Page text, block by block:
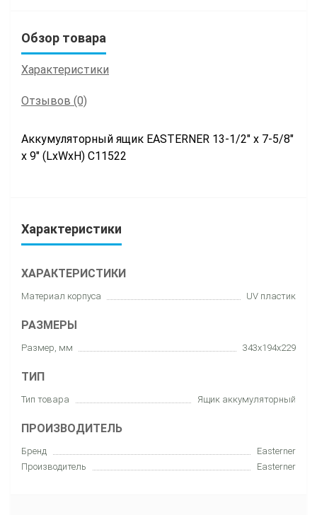
Обзор товара
Характеристики
Отзывов (0)
Аккумуляторный ящик EASTERNER 13-1/2″ x 7-5/8″
x 9″ (LxWxH) C11522
Характеристики
ХАРАКТЕРИСТИКИ
Материал корпуса UV пластик
РАЗМЕРЫ
Размер, мм 343x194x229
ТИП
Тип товара Ящик аккумуляторный
ПРОИЗВОДИТЕЛЬ
Бренд
Easterner
Производитель
Easterner